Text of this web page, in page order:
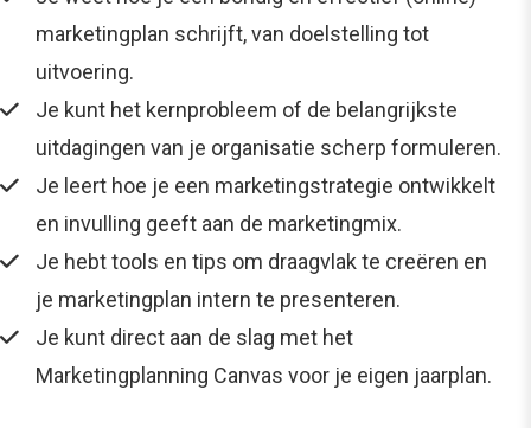
marketingplan schrijft, van doelstelling tot
uitvoering.
Je kunt het kernprobleem of de belangrijkste
uitdagingen van je organisatie scherp formuleren.
Je leert hoe je een marketingstrategie ontwikkelt
en invulling geeft aan de marketingmix.
Je hebt tools en tips om draagvlak te creëren en
je marketingplan intern te presenteren.
Je kunt direct aan de slag met het
Marketingplanning Canvas voor je eigen jaarplan.